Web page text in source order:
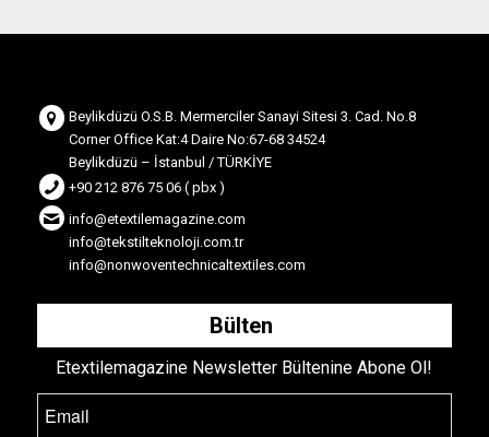
Beylikdüzü O.S.B. Mermerciler Sanayi Sitesi 3. Cad. No.8
Corner Office Kat:4 Daire No:67-68 34524
Beylikdüzü – İstanbul / TÜRKİYE
+90 212 876 75 06 ( pbx )
info@etextilemagazine.com
info@tekstilteknoloji.com.tr
info@nonwoventechnicaltextiles.com
Bülten
Etextilemagazine Newsletter Bültenine Abone Ol!